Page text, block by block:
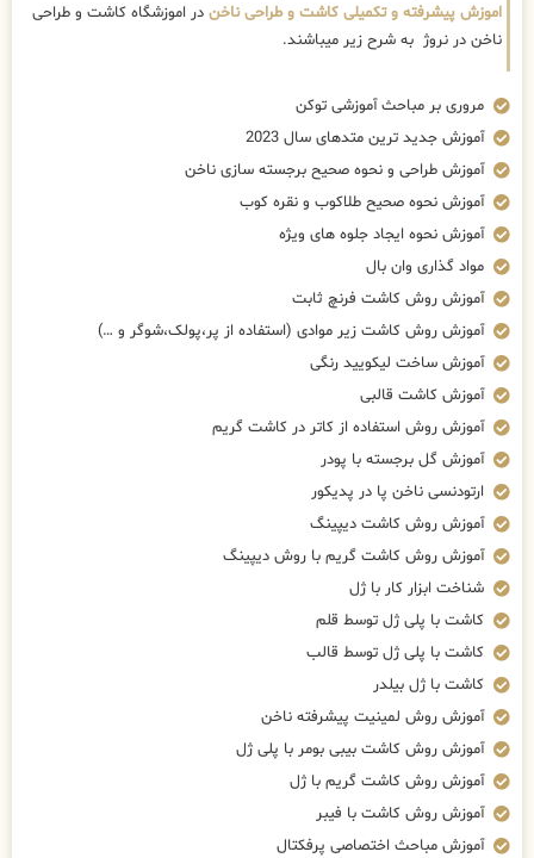
اموزش پیشرفته و تکمیلی کاشت و طراحی ناخن در اموزشگاه کاشت و طراحی
ناخن در نروژ به شرح زیر میباشند.
مروری بر مباحث آموزشی توکن
آموزش جدید ترین متدهای سال 2023
آموزش طراحی و نحوه صحیح برجسته سازی ناخن
آموزش نحوه صحیح طلاکوب و نقره کوب
آموزش نحوه ایجاد جلوه های ویژه
مواد گذاری وان بال
آموزش روش کاشت فرنچ ثابت
آموزش روش کاشت زیر موادی (استفاده از پر،پولک،شوگر و …)
آموزش ساخت لیکویید رنگی
آموزش کاشت قالبی
آموزش روش استفاده از کاتر در کاشت گریم
آموزش گل برجسته با پودر
ارتودنسی ناخن پا در پدیکور
آموزش روش کاشت دیپینگ
آموزش روش کاشت گریم با روش دیپینگ
شناخت ابزار کار با ژل
کاشت با پلی ژل توسط قلم
کاشت با پلی ژل توسط قالب
کاشت با ژل بیلدر
آموزش روش لمینیت پیشرفته ناخن
آموزش روش کاشت بیبی بومر با پلی ژل
آموزش روش کاشت گریم با ژل
آموزش روش کاشت با فیبر
آموزش مباحث اختصاصی پرفکتال